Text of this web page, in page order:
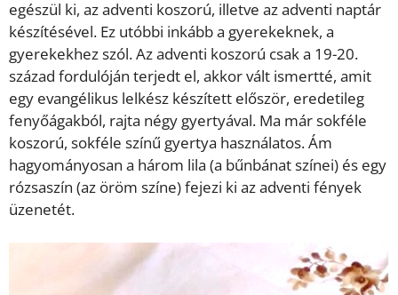
egészül ki, az adventi koszorú, illetve az adventi naptár
készítésével. Ez utóbbi inkább a gyerekeknek, a
gyerekekhez szól. Az adventi koszorú csak a 19-20.
század fordulóján terjedt el, akkor vált ismertté, amit
egy evangélikus lelkész készített először, eredetileg
fenyőágakból, rajta négy gyertyával. Ma már sokféle
koszorú, sokféle színű gyertya használatos. Ám
hagyományosan a három lila (a bűnbánat színei) és egy
rózsaszín (az öröm színe) fejezi ki az adventi fények
üzenetét.